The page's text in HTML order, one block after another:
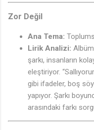
Zor Değil
Ana Tema:
Lirik Analizi:
şarkı, insanların
eleştiriyor.
gibi ifadeler, boş
yapıyor. Şarkı
arasındaki farkı